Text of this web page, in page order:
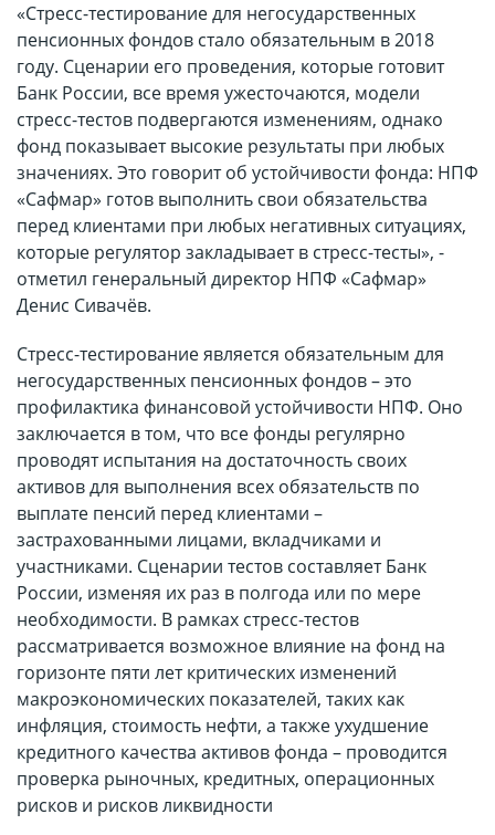
«Стресс-тестирование для негосударственных
пенсионных фондов стало обязательным в 2018
году. Сценарии его проведения, которые готовит
Банк России, все время ужесточаются, модели
стресс-тестов подвергаются изменениям, однако
фонд показывает высокие результаты при любых
значениях. Это говорит об устойчивости фонда: НПФ
«Сафмар» готов выполнить свои обязательства
перед клиентами при любых негативных ситуациях,
которые регулятор закладывает в стресс-тесты», -
отметил генеральный директор НПФ «Сафмар»
Денис Сивачёв.
Стресс-тестирование является обязательным для
негосударственных пенсионных фондов – это
профилактика финансовой устойчивости НПФ. Оно
заключается в том, что все фонды регулярно
проводят испытания на достаточность своих
активов для выполнения всех обязательств по
выплате пенсий перед клиентами –
застрахованными лицами, вкладчиками и
участниками. Сценарии тестов составляет Банк
России, изменяя их раз в полгода или по мере
необходимости. В рамках стресс-тестов
рассматривается возможное влияние на фонд на
горизонте пяти лет критических изменений
макроэкономических показателей, таких как
инфляция, стоимость нефти, а также ухудшение
кредитного качества активов фонда – проводится
проверка рыночных, кредитных, операционных
рисков и рисков ликвидности